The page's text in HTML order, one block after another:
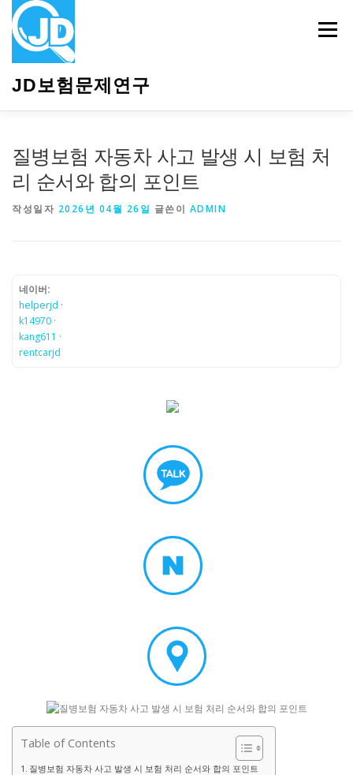
JD보험문제연구
메뉴
질병보험 자동차 사고 발생 시 보험 처
리 순서와 합의 포인트
작성일자 2026년 04월 26일 글쓴이 ADMIN
네이버:
helperjd ·
k14970 ·
kang611 ·
rentcarjd
Table of Contents
질병보험 자동차 사고 발생 시 보험 처리 순서와 합의 포인트